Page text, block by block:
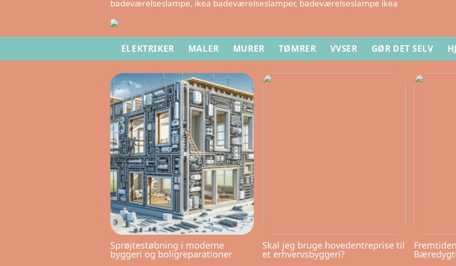
badeværelseslampe, ikea badeværelseslamper, badeværelseslampe ikea
ELEKTRIKER MALER MURER TØMRER VVSER GØR DET SELV
Sprøjtestøbning i moderne
byggeri og boligreparationer
Skal jeg bruge hovedentreprise til
et erhvervsbyggeri?